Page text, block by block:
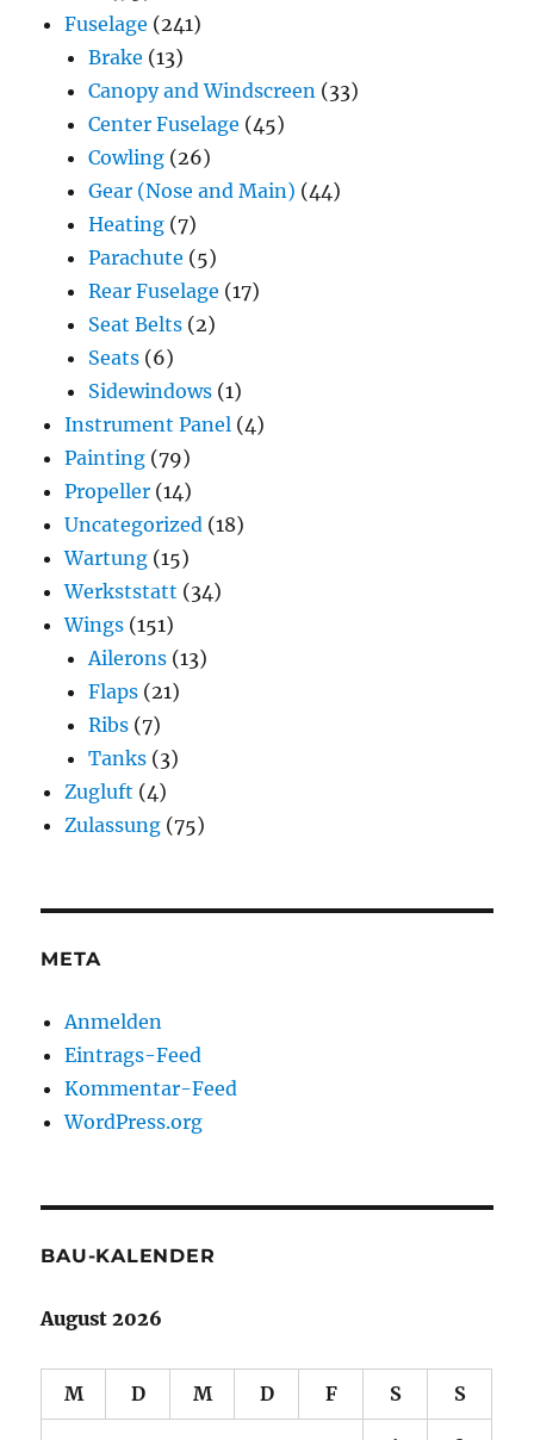
Fuselage (241)
Brake (13)
Canopy and Windscreen (33)
Center Fuselage (45)
Cowling (26)
Gear (Nose and Main) (44)
Heating (7)
Parachute (5)
Rear Fuselage (17)
Seat Belts (2)
Seats (6)
Sidewindows (1)
Instrument Panel (4)
Painting (79)
Propeller (14)
Uncategorized (18)
Wartung (15)
Werkststatt (34)
Wings (151)
Ailerons (13)
Flaps (21)
Ribs (7)
Tanks (3)
Zugluft (4)
Zulassung (75)
META
Anmelden
Eintrags-Feed
Kommentar-Feed
WordPress.org
BAU-KALENDER
August 2026
M D M D F S S